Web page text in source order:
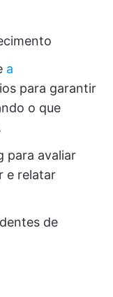
a
para garantir
o que
para avaliar
e relatar
de